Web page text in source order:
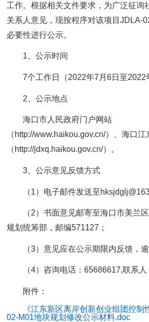
工作。根据相关文件要求，为广泛征询
关系人意见，现按程序对该项目JDLA-
必要性进行公示。
1、公示时间
7个工作日（2022年7月6日至2022
2、公示地点
海口市人民政府门户网站
（http://www.haikou.gov.cn/）、海口
（http://jdxq.haikou.gov.cn/）。
3、公示意见反馈方式
（1）电子邮件发送至
（2）书面意见邮寄至海口市美兰
规划统筹部，邮编571127；
（3）意见应在公示期限内反馈，
（4）咨询电话：65686617,联系人
附件：
《江东新区离岸创新创业组团控
02-M01地块规划修改公示材料.doc